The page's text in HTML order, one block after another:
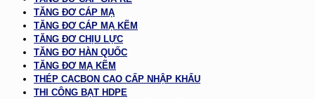
TĂNG ĐƠ CÁP MẠ
TĂNG ĐƠ CÁP MẠ KẼM
TĂNG ĐƠ CHỊU LỰC
TĂNG ĐƠ HÀN QUỐC
TĂNG ĐƠ MẠ KẼM
THÉP CACBON CAO CẤP NHẬP KHẨU
THI CÔNG BẠT HDPE